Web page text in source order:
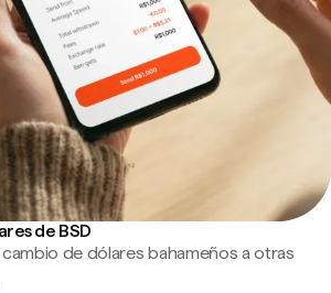
de BSD
de dólares bahameños a otras